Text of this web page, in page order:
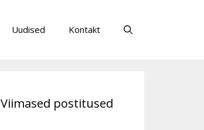
Uudised Kontakt
Viimased postitused